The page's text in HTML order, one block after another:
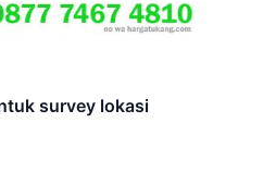
survey lokasi